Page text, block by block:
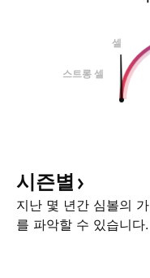
셀
스트롱 셀
시즌별
지난 몇 년간 심볼의
를 파악할 수 있습니다.